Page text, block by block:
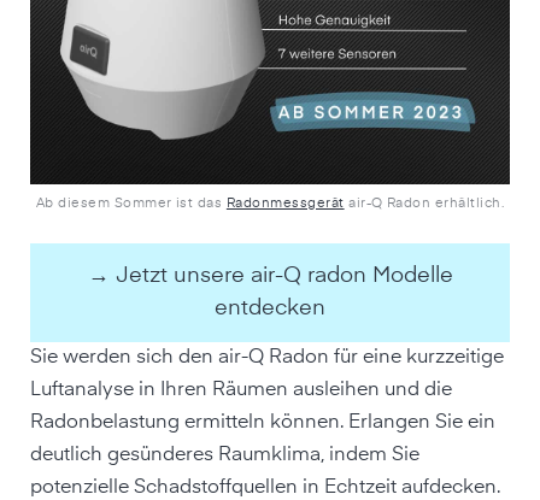
Ab diesem Sommer ist das Radonmessgerät air-Q Radon erhältlich.
→ Jetzt unsere air-Q radon Modelle
entdecken
Sie werden sich den air-Q Radon für eine kurzzeitige
Luftanalyse in Ihren Räumen ausleihen und die
Radonbelastung ermitteln können. Erlangen Sie ein
deutlich gesünderes Raumklima, indem Sie
potenzielle Schadstoffquellen in Echtzeit aufdecken.